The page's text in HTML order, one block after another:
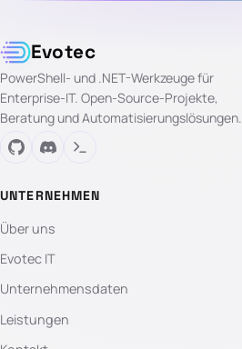
Evotec
PowerShell- und .NET-Werkzeuge für
Enterprise-IT. Open-Source-Projekte,
Beratung und Automatisierungslösungen.
UNTERNEHMEN
Über uns
Evotec IT
Unternehmensdaten
Leistungen